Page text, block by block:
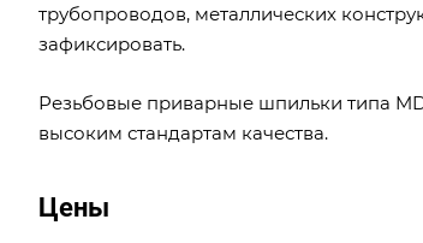
трубопроводов, металлических
зафиксировать.
Резьбовые приварные шпильки типа
высоким стандартам качества.
Цены